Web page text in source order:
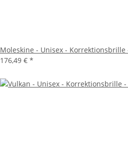
Moleskine - Unisex - Korrektionsbrille
176,49 € *